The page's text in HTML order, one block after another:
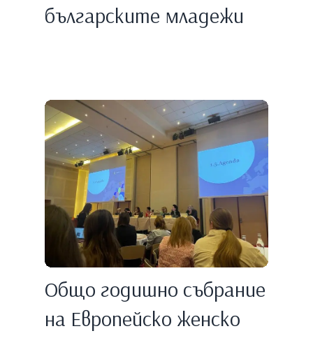
българските младежи
Общо годишно събрание
на Европейско женско